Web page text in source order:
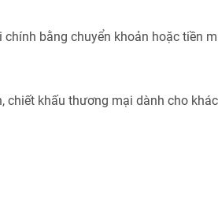
bằng chuyển khoản hoặc tiền
khấu thương mại dành cho